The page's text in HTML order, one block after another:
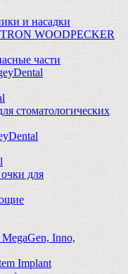
и насадки
WOODPECKER
части
стоматологических
для
Inno,
Implant